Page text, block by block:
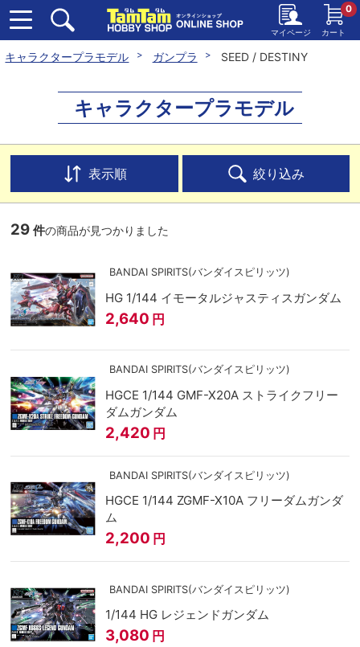
マイページ カート
0
キャラクタープラモデル ガンプラ SEED / DESTINY
キャラクタープラモデル
表示順 絞り込み
29 件の商品が見つかりました
BANDAI SPIRITS(バンダイスピリッツ)
HG 1/144 イモータルジャスティスガンダム
2,640 円
BANDAI SPIRITS(バンダイスピリッツ)
HGCE 1/144 GMF-X20A ストライクフリー
ダムガンダム
2,420 円
BANDAI SPIRITS(バンダイスピリッツ)
HGCE 1/144 ZGMF-X10A フリーダムガンダ
ム
2,200 円
BANDAI SPIRITS(バンダイスピリッツ)
1/144 HG レジェンドガンダム
3,080 円